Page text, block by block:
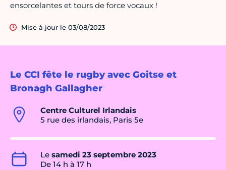
Le CCI fête le rugby avec Goitse et
Bronagh Gallagher
Centre Culturel Irlandais
5 rue des irlandais, Paris 5e
Le samedi 23 septembre 2023
De 14 h à 17 h
ensorcelantes et tours de force vocaux !
Mise à jour le 03/08/2023